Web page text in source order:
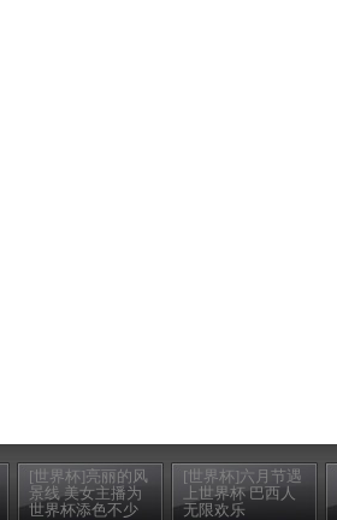
[世界杯]亮丽的风
景线 美女主播为
世界杯添色不少
[世界杯]六月节遇
上世界杯 巴西人
无限欢乐